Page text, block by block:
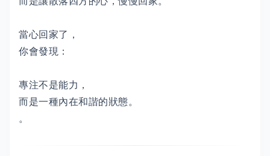
當心回家了，
你會發現：
專注不是能力，
而是一種內在和諧的狀態。
。